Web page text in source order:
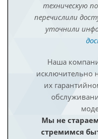
техническую
перечислили
уточнили
Наша
исключительно
их
Мы не
стремимся